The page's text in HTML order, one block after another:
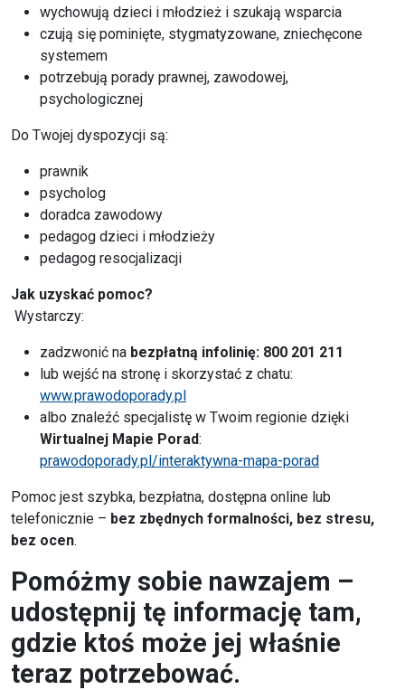
wychowują dzieci i młodzież i szukają wsparcia
czują się pominięte, stygmatyzowane, zniechęcone
systemem
potrzebują porady prawnej, zawodowej,
psychologicznej
Do Twojej dyspozycji są:
prawnik
psycholog
doradca zawodowy
pedagog dzieci i młodzieży
pedagog resocjalizacji
Jak uzyskać pomoc?
Wystarczy:
zadzwonić na bezpłatną infolinię: 800 201 211
lub wejść na stronę i skorzystać z chatu:
www.prawodoporady.pl
albo znaleźć specjalistę w Twoim regionie dzięki
Wirtualnej Mapie Porad:
prawodoporady.pl/interaktywna-mapa-porad
Pomoc jest szybka, bezpłatna, dostępna online lub
telefonicznie – bez zbędnych formalności, bez stresu,
bez ocen.
Pomóżmy sobie nawzajem –
udostępnij tę informację tam,
gdzie ktoś może jej właśnie
teraz potrzebować.